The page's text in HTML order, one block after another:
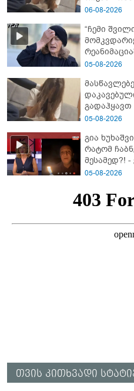
06-08-2026
“ჩემი
შვილი არ
05-08-2026
გადაჰყავთ
05-08-2026
გია
რატომ
მესამედ?!
05-08-2026
თვის კითხვადი